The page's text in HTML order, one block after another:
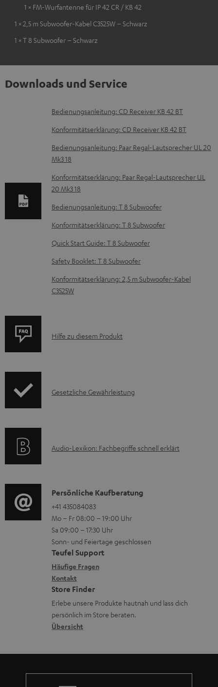
1 × FM-Wurfantenne für IP 42 CR / KB 42
1 × 2,5 m Subwoofer-Kabel C3525W – Schwarz
1 × T 8 Subwoofer – Schwarz
Downloads und Service
D
o
u
e
t
e
z
u
H
u
r
e
Bedienungsanleitung: CD Receiver KB 42 BT
Konformitätserklärung: CD Receiver KB 42 BT
Bedienungsanleitung: Paar Regal-Lautsprecher UL 20
Mk3 18
Konformitätserklärung: Paar Regal-Lautsprecher UL
20 Mk3 18
Bedienungsanleitung: T 8 Subwoofer
Konformitätserklärung: T 8 Subwoofer
Quick Start Guide: T 8 Subwoofer
Safety Booklet: T 8 Subwoofer
Konformitätserklärung: 2,5 m Subwoofer-Kabel
C3525W
P
u
A
Hilfe zu diesem Produkt
I
r
t
i
o
n
e
n
z
u
r
G
r
a
Gesetzliche Gewährleistung
A
i
o
-
L
e
x
i
k
o
n
Audio-Lexikon: Fachbegriffe schnell erklärt
K
o
n
t
a
k
t
d
a
t
n
Persönliche Kaufberatung
+41 435084083
Mo – Fr 08:00 – 19:00 Uhr
Sa 09:00 – 17:30 Uhr
Sonn- und Feiertage geschlossen
Teufel Support
Häufige Fragen
Kontakt
Store Finder
Erlebe unsere Produkte hautnah und lass dich
persönlich im Store beraten.
Übersicht